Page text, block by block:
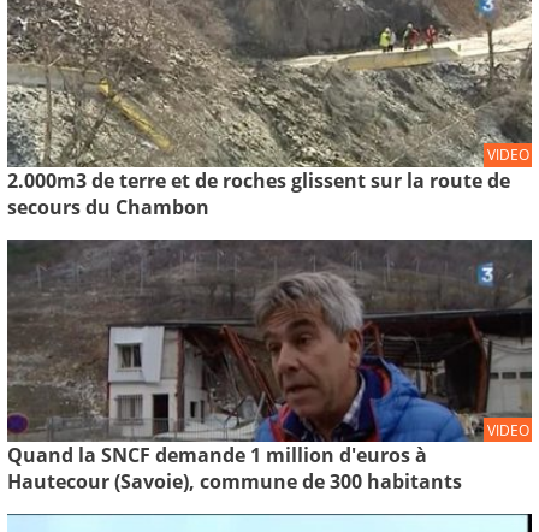
VIDEO
2.000m3 de terre et de roches glissent sur la route de
secours du Chambon
VIDEO
Quand la SNCF demande 1 million d'euros à
Hautecour (Savoie), commune de 300 habitants